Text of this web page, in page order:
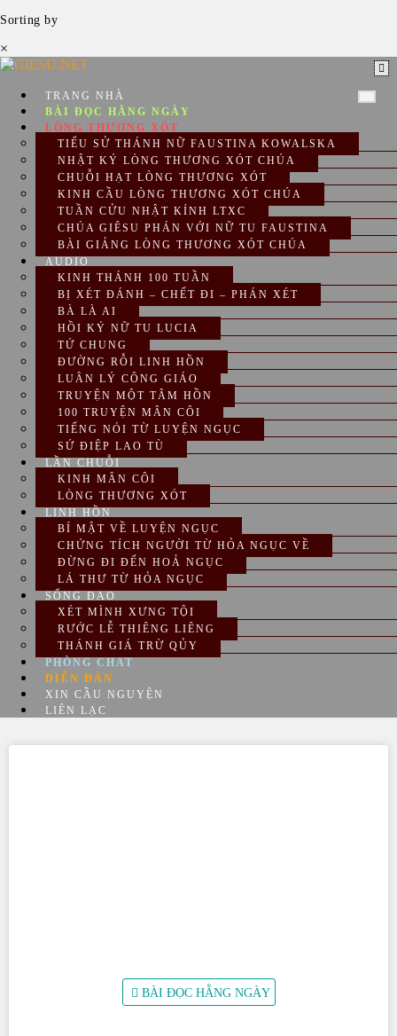
Sorting by
×
Skip
content
TRANG NHÀ
BÀI ĐỌC HẰNG NGÀY
LÒNG THƯƠNG XÓT
TIỂU SỬ THÁNH NỮ FAUSTINA KOWALSKA
NHẬT KÝ LÒNG THƯƠNG XÓT CHÚA
CHUỖI HẠT LÒNG THƯƠNG XÓT
KINH CẦU LÒNG THƯƠNG XÓT CHÚA
TUẦN CỬU NHẬT KÍNH LTXC
CHÚA GIÊSU PHÁN VỚI NỮ TU FAUSTINA
BÀI GIẢNG LÒNG THƯƠNG XÓT CHÚA
AUDIO
KINH THÁNH 100 TUẦN
BỊ XÉT ĐÁNH – CHẾT ĐI – PHÁN XÉT
BÀ LÀ AI
HỒI KÝ NỮ TU LUCIA
TỨ CHUNG
ĐƯỜNG RỖI LINH HỒN
LUÂN LÝ CÔNG GIÁO
TRUYỆN MỘT TÂM HỒN
100 TRUYỆN MÂN CÔI
TIẾNG NÓI TỪ LUYỆN NGỤC
SỨ ĐIỆP LAO TÙ
LẦN CHUỖI
KINH MÂN CÔI
LÒNG THƯƠNG XÓT
LINH HỒN
BÍ MẬT VỀ LUYỆN NGỤC
CHỨNG TÍCH NGƯỜI TỪ HỎA NGỤC VỀ
ĐỪNG ĐI ĐẾN HOẢ NGỤC
LÁ THƯ TỪ HỎA NGỤC
SỐNG ĐẠO
XÉT MÌNH XƯNG TỘI
RƯỚC LỄ THIÊNG LIÊNG
THÁNH GIÁ TRỪ QỦY
PHÒNG CHAT
DIỄN ĐÀN
XIN CẦU NGUYỆN
LIÊN LẠC
BÀI ĐỌC HẰNG NGÀY